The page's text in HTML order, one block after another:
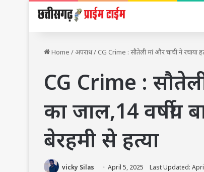
Home / अपराध/ CG Crime : सौतेली मां और चाची ने रचाया
CG Crime :
का जाल,14 वर्षीय
बेरहमी से हत्या
vicky Silas April 5, 2025 Last Updated: